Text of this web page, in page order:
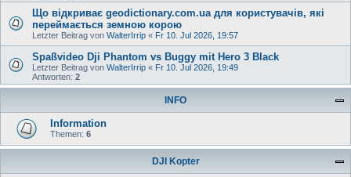
Що відкриває geodictionary.com.ua для користувачів, які
переймається земною корою
Letzter Beitrag von WalterIrrip « Fr 10. Jul 2026, 19:57
Spaßvideo Dji Phantom vs Buggy mit Hero 3 Black
Letzter Beitrag von WalterIrrip « Fr 10. Jul 2026, 19:49
Antworten: 2
INFO
Information
Themen: 6
DJI Kopter